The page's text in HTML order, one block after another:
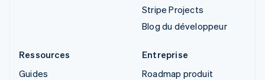
Stripe Projects
Blog du développeur
Ressources
Guides
Entreprise
Roadmap produit